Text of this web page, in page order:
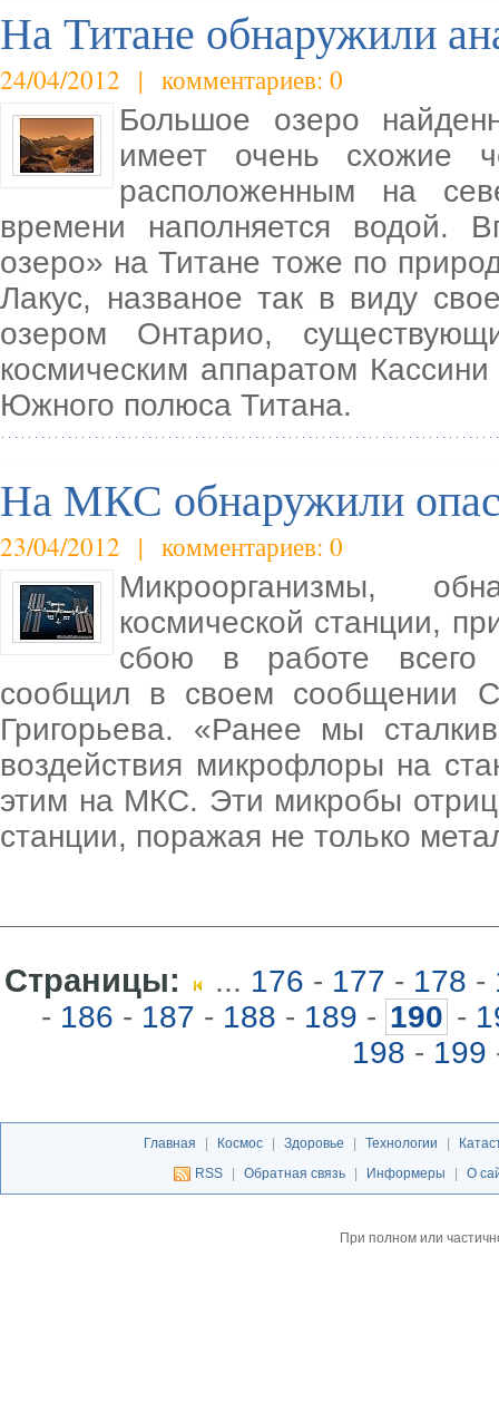
На Титане обнаружили
24/04/2012 | комментариев: 0
Большое озеро
имеет очень схожие
расположенным на
времени наполняется водой.
озеро» на Титане тоже по
Лакус, названое так в виду
озером Онтарио,
космическим аппаратом
Южного полюса Титана.
На МКС обнаружили
23/04/2012 | комментариев: 0
Микроорганизмы,
космической станции,
сбою в работе всего
сообщил в своем сообщении
Григорьева. «Ранее мы
воздействия микрофлоры на
этим на МКС. Эти микробы
станции, поражая не только
Страницы: ... 176 - 177 - 178 -
- 186 - 187 - 188 - 189 - 190 -
198 - 199
Главная Космос Здоровье Технологии
RSS
Обратная связь Информеры О
При полном или